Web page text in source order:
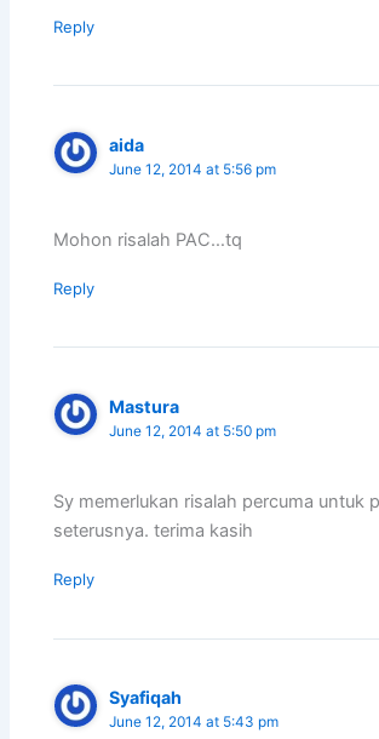
Reply
aida
June 12, 2014 at 5:56 pm
Mohon risalah PAC…tq
Reply
Mastura
June 12, 2014 at 5:50 pm
Sy memerlukan risalah percuma untuk
seterusnya. terima kasih
Reply
Syafiqah
June 12, 2014 at 5:43 pm